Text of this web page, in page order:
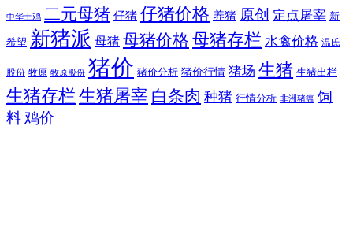
中华土鸡 二元母猪 仔猪 仔猪价格 养猪 原创 定点屠宰 新
希望 新猪派 母猪 母猪价格 母猪存栏 水禽价格 温氏
股份 牧原 牧原股份 猪价 猪价分析 猪价行情 猪场 生猪 生猪出栏
生猪存栏 生猪屠宰 白条肉 种猪 行情分析 非洲猪瘟 饲
料 鸡价